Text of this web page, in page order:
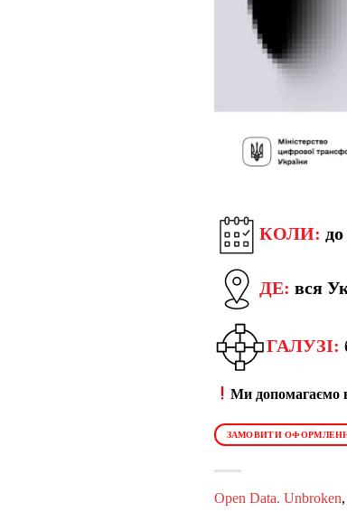
КОЛИ:
ДЕ: вся
ГАЛУЗІ:
Ми допомагаємо
ЗАМОВИТИ
Open Data. Unbroken